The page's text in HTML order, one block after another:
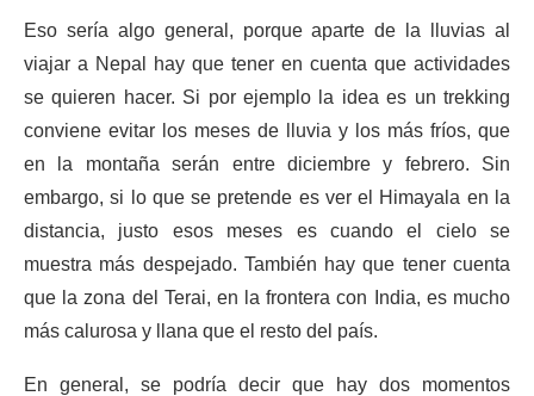
Eso sería algo general, porque aparte de la lluvias al
viajar a Nepal hay que tener en cuenta que actividades
se quieren hacer. Si por ejemplo la idea es un trekking
conviene evitar los meses de lluvia y los más fríos, que
en la montaña serán entre diciembre y febrero. Sin
embargo, si lo que se pretende es ver el Himayala en la
distancia, justo esos meses es cuando el cielo se
muestra más despejado. También hay que tener cuenta
que la zona del Terai, en la frontera con India, es mucho
más calurosa y llana que el resto del país.
En general, se podría decir que hay dos momentos